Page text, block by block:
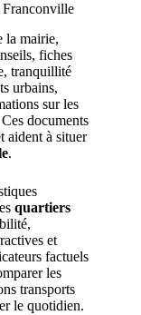
Franconville
la mairie,
fiches
tranquillité
urbains,
sur les
documents
aident à situer
.
quartiers
et
factuels
les
transports
le quotidien.